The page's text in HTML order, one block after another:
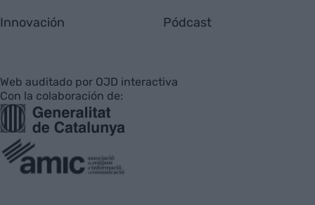
Innovación Pódcast
Web auditado por OJD interactiva
Con la colaboración de: